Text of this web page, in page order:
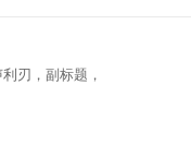
刃，副标题，